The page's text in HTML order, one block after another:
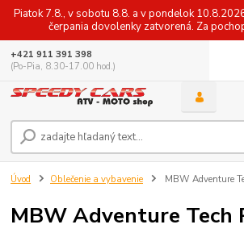
Piatok 7.8., v sobotu 8.8. a v pondelok
čerpania dovolenky zatvorená. Za
+421 911 391 398
(Po-Pia, 8.30-17.00 hod.)
Úvod Oblečenie a vybavenie MBW Adventure
MBW Adventure Tech